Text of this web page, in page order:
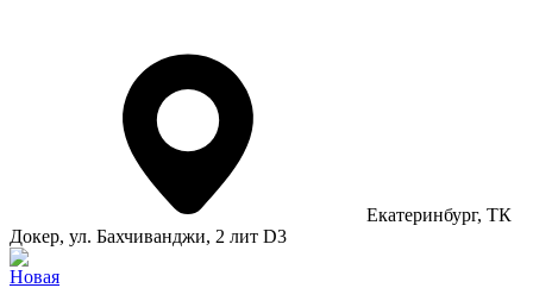
Екатеринбург, ТК
Докер, ул. Бахчиванджи, 2 лит D3